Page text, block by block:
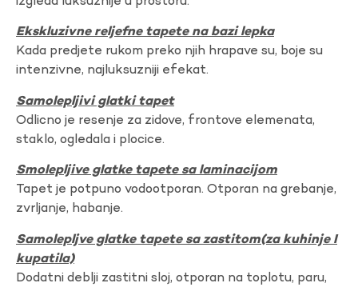
Ekskluzivne reljefne tapete na bazi lepka
Kada predjete rukom preko njih hrapave su, boje su
intenzivne, najluksuzniji efekat.
Samolepljivi glatki tapet
Odlicno je resenje za zidove, frontove elemenata,
staklo, ogledala i plocice.
Smolepljive glatke tapete sa laminacijom
Tapet je potpuno vodootporan. Otporan na grebanje,
zvrljanje, habanje.
Samolepljve glatke tapete sa zastitom(za kuhinje I
kupatila)
Dodatni deblji zastitni sloj, otporan na toplotu, paru,